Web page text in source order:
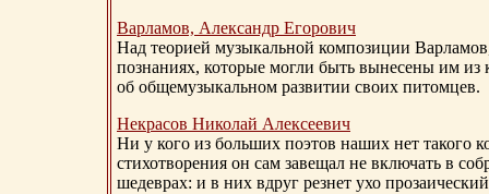
Варламов, Александр Егорович
Над теорией музыкальной композиции
познаниях, которые могли быть вынесены им из
об общемузыкальном развитии своих питомцев.
Некрасов Николай Алексеевич
Ни у кого из больших поэтов наших нет такого
стихотворения он сам завещал не включать в
шедеврах: и в них вдруг резнет ухо